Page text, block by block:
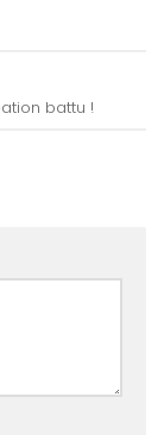
battu !